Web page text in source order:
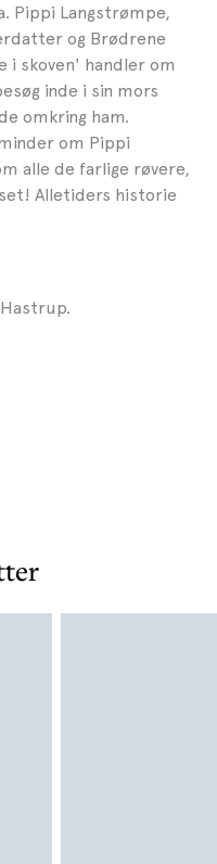
Pippi Langstrømpe,
og Brødrene
i skoven' handler om
inde i sin mors
omkring ham.
om Pippi
alle de farlige røvere,
Alletiders historie